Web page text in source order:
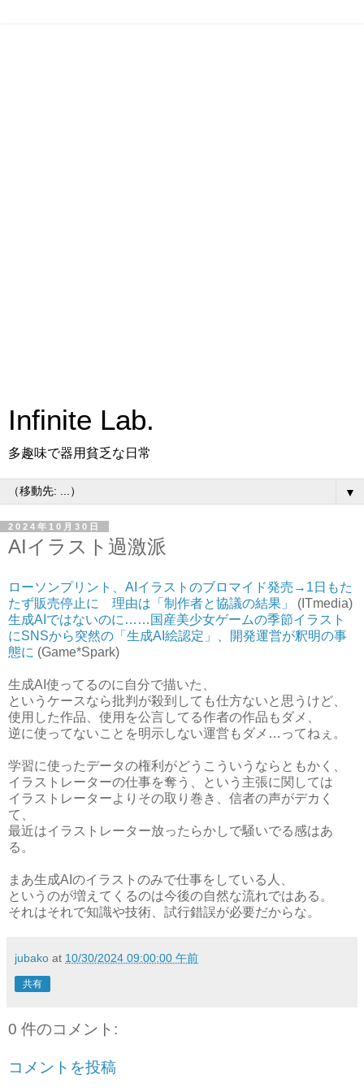
Infinite Lab.
多趣味で器用貧乏な日常
▼
2024年10月30日
AIイラスト過激派
ローソンプリント、AIイラストのブロマイド発売→1日もた
たず販売停止に 理由は「制作者と協議の結果」
(ITmedia)
生成AIではないのに……国産美少女ゲームの季節イラスト
にSNSから突然の「生成AI絵認定」、開発運営が釈明の事
態に (Game*Spark)
生成AI使ってるのに自分で描いた、
というケースなら批判が殺到しても仕方ないと思うけど、
使用した作品、使用を公言してる作者の作品もダメ、
逆に使ってないことを明示しない運営もダメ…ってねぇ。
学習に使ったデータの権利がどうこういうならともかく、
イラストレーターの仕事を奪う、という主張に関しては
イラストレーターよりその取り巻き、信者の声がデカく
て、
最近はイラストレーター放ったらかしで騒いでる感はあ
る。
まあ生成AIのイラストのみで仕事をしている人、
というのが増えてくるのは今後の自然な流れではある。
それはそれで知識や技術、試行錯誤が必要だからな。
jubako at 10/30/2024 09:00:00 午前
共有
0 件のコメント:
コメントを投稿